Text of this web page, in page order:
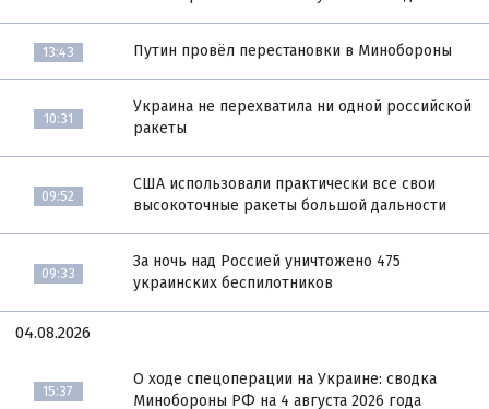
13:43 Путин провёл перестановки в Минобороны
10:31
Украина не перехватила ни одной российской
ракеты
09:52
США использовали практически все свои
высокоточные ракеты большой дальности
09:33
За ночь над Россией уничтожено 475
украинских беспилотников
04.08.2026
15:37
О ходе спецоперации на Украине: сводка
Минобороны РФ на 4 августа 2026 года